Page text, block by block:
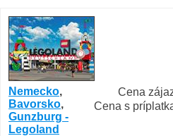
Cena
Cena s
Nemecko,
Bavorsko,
Gunzburg -
Legoland